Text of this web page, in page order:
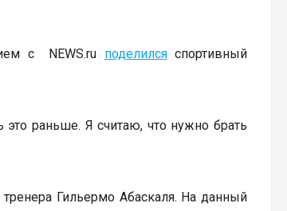
с NEWS.ru поделилсяспортивный
раньше. Я считаю, что нужно брать
тренера Гильермо Абаскаля. На данный